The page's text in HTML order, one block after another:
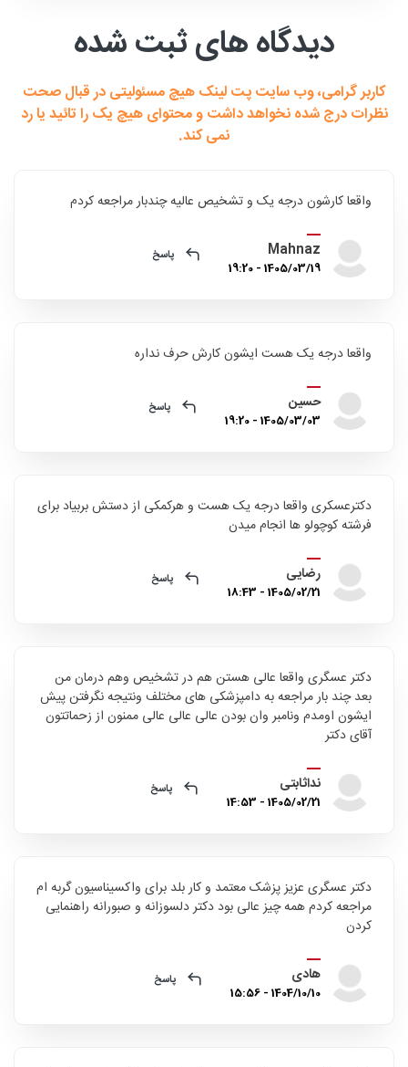
دیدگاه های ثبت شده
کاربر گرامی، وب سایت پت لینک هیچ مسئولیتی در قبال صحت
نظرات درج شده نخواهد داشت و محتوای هیچ یک را تائید یا رد
نمی کند.
واقعا کارشون درجه یک و تشخیص عالیه چندبار مراجعه کردم
Mahnaz
1405/03/19 - 19:20
پاسخ
واقعا درجه یک هست ایشون کارش حرف نداره
حسین
1405/03/03 - 19:20
پاسخ
دکترعسکری واقعا درجه یک هست و هرکمکی از دستش بربیاد برای
فرشته کوچولو ها انجام میدن
رضایی
1405/02/21 - 18:43
پاسخ
دکتر عسگری واقعا عالی هستن هم در تشخیص وهم درمان من
بعد چند بار مراجعه به دامپزشکی های مختلف ونتیجه نگرفتن پیش
ایشون اومدم ونامبر وان بودن عالی عالی عالی ممنون از زحماتتون
آقای دکتر
نداثابتی
1405/02/21 - 14:53
پاسخ
دکتر عسگری عزیز پزشک معتمد و کار بلد برای واکسیناسیون گربه ام
مراجعه کردم همه چیز عالی بود دکتر دلسوزانه و صبورانه راهنمایی
کردن
هادی
1404/10/10 - 15:56
پاسخ